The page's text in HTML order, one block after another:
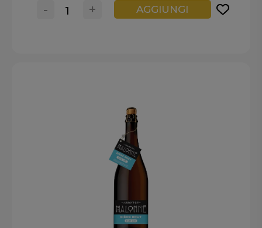
+
- AGGIUNGI